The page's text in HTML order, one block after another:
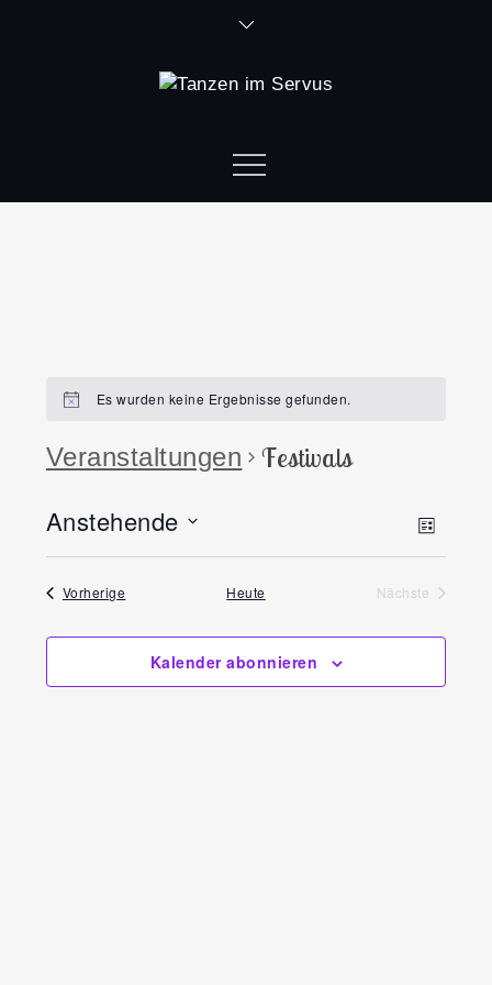
Es wurden keine Ergebnisse gefunden.
Veranstaltungen Festivals
Liste
Anstehende
Datum
wählen.
Vorherige VeranstaltungenHeute
Nächste
Kalender abonnieren